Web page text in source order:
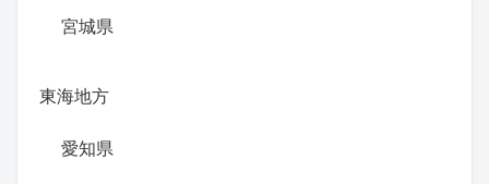
宮城県
東海地方
愛知県